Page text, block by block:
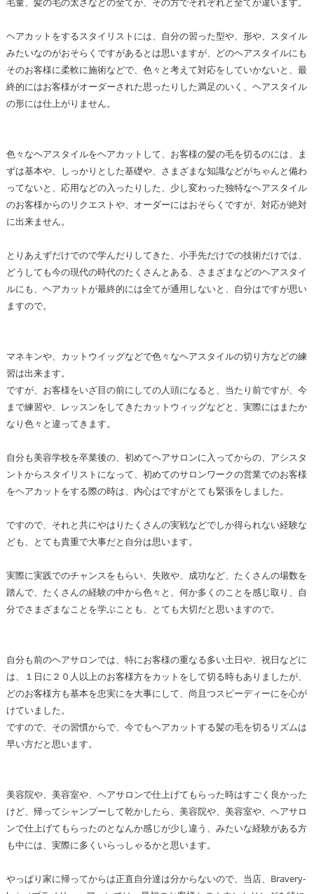
ヘアカットをするスタイリストには、自分の習った型や、形や、スタイル
みたいなのがおそらくですがあるとは思いますが、どのヘアスタイルにも
そのお客様に柔軟に施術などで、色々と考えて対応をしていかないと、最
終的にはお客様がオーダーされた思ったりした満足のいく、ヘアスタイル
の形には仕上がりません。
色々なヘアスタイルをヘアカットして、お客様の髪の毛を切るのには、ま
ずは基本や、しっかりとした基礎や、さまざまな知識などがちゃんと備わ
ってないと、応用などの入ったりした、少し変わった独特なヘアスタイル
のお客様からのリクエストや、オーダーにはおそらくですが、対応が絶対
に出来ません。
とりあえずだけでので学んだりしてきた、小手先だけでの技術だけでは、
どうしても今の現代の時代のたくさんとある、さまざまなどのヘアスタイ
ルにも、ヘアカットが最終的には全てが通用しないと、自分はですが思い
ますので。
マネキンや、カットウイッグなどで色々なヘアスタイルの切り方などの練
習は出来ます。
ですが、お客様をいざ目の前にしての人頭になると、当たり前ですが、今
まで練習や、レッスンをしてきたカットウィッグなどと、実際にはまたか
なり色々と違ってきます。
自分も美容学校を卒業後の、初めてヘアサロンに入ってからの、アシスタ
ントからスタイリストになって、初めてのサロンワークの営業でのお客様
をヘアカットをする際の時は、内心はですがとても緊張をしました。
ですので、それと共にやはりたくさんの実戦などでしか得られない経験な
ども、とても貴重で大事だと自分は思います。
実際に実践でのチャンスをもらい、失敗や、成功など、たくさんの場数を
踏んで、たくさんの経験の中から色々と、何か多くのことを感じ取り、自
分でさまざまなことを学ぶことも、とても大切だと思いますので。
自分も前のヘアサロンでは、特にお客様の重なる多い土日や、祝日などに
は、１日に２０人以上のお客様方をカットをして切る時もありましたが、
どのお客様方も基本を忠実にを大事にして、尚且つスピーディーにを心が
けていました。
ですので、その習慣からで、今でもヘアカットする髪の毛を切るリズムは
早い方だと思います。
美容院や、美容室や、ヘアサロンで仕上げてもらった時はすごく良かった
けど、帰ってシャンプーして乾かしたら、美容院や、美容室や、ヘアサロ
ンで仕上げてもらったのとなんか感じが少し違う、みたいな経験がある方
も中には、実際に多くいらっしゃるかと思います。
やっぱり家に帰ってからは正直自分達は分からないので、当店、Bravery-